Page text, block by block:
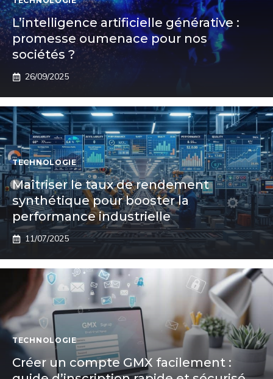
L’intelligence artificielle générative :
promesse oumenace pour nos
sociétés ?
26/09/2025
TECHNOLOGIE
Maîtriser le taux de rendement
synthétique pour booster la
performance industrielle
11/07/2025
TECHNOLOGIE
Créer un compte GMX facilement :